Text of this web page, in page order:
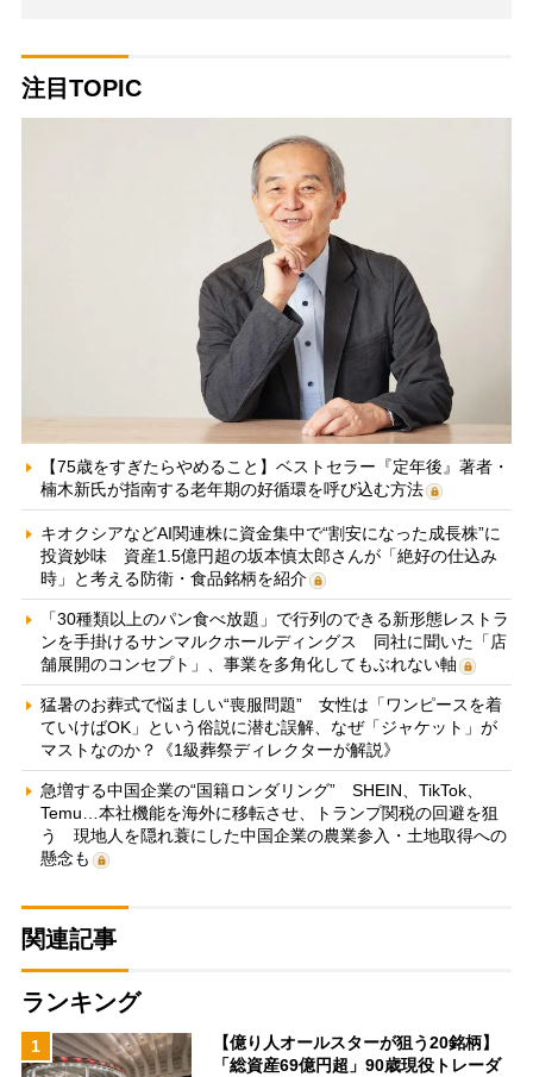
注目TOPIC
【75歳をすぎたらやめること】ベストセラー『定年後』著者・
楠木新氏が指南する老年期の好循環を呼び込む方法
キオクシアなどAI関連株に資金集中で“割安になった成長株”に
投資妙味 資産1.5億円超の坂本慎太郎さんが「絶好の仕込み
時」と考える防衛・食品銘柄を紹介
「30種類以上のパン食べ放題」で行列のできる新形態レストラ
ンを手掛けるサンマルクホールディングス 同社に聞いた「店
舗展開のコンセプト」、事業を多角化してもぶれない軸
猛暑のお葬式で悩ましい“喪服問題” 女性は「ワンピースを着
ていけばOK」という俗説に潜む誤解、なぜ「ジャケット」が
マストなのか？《1級葬祭ディレクターが解説》
急増する中国企業の“国籍ロンダリング” SHEIN、TikTok、
Temu…本社機能を海外に移転させ、トランプ関税の回避を狙
う 現地人を隠れ蓑にした中国企業の農業参入・土地取得への
懸念も
関連記事
ランキング
1
【億り人オールスターが狙う20銘柄】
「総資産69億円超」90歳現役トレーダ